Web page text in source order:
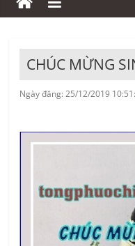
CHÚC MỪNG
Ngày đăng: 25/12/2019